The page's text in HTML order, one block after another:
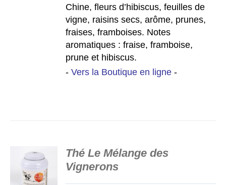
Chine, fleurs d’hibiscus, feuilles de
vigne, raisins secs, arôme, prunes,
fraises, framboises. Notes
aromatiques : fraise, framboise,
prune et hibiscus.
- Vers la Boutique en ligne -
Thé Le Mélange des
Vignerons